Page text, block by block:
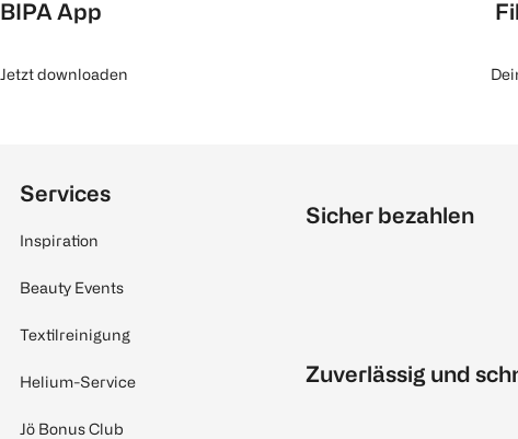
BIPA App
Jetzt downloaden
Services
Inspiration
Beauty Events
Textilreinigung
Helium-Service
Jö Bonus Club
Sicher bezahlen
Zuverlässig und